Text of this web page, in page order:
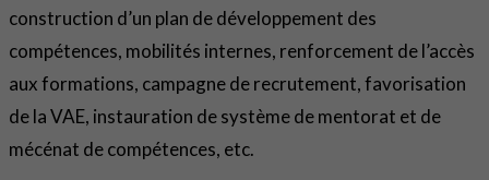
construction d’un plan de développement des
compétences, mobilités internes, renforcement de l’accès
aux formations, campagne de recrutement, favorisation
de la VAE, instauration de système de mentorat et de
mécénat de compétences, etc.